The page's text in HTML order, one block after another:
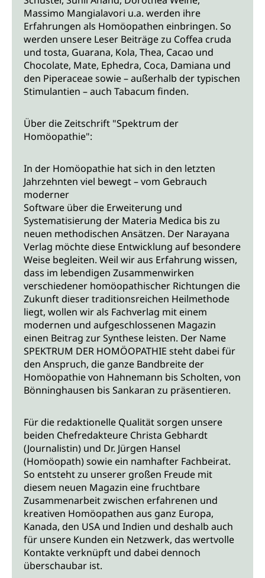
Massimo Mangialavori u.a. werden ihre
Erfahrungen als Homöopathen einbringen. So
werden unsere Leser Beiträge zu Coffea cruda
und tosta, Guarana, Kola, Thea, Cacao und
Chocolate, Mate, Ephedra, Coca, Damiana und
den Piperaceae sowie – außerhalb der typischen
Stimulantien – auch Tabacum finden.
Über die Zeitschrift "Spektrum der
Homöopathie":
In der Homöopathie hat sich in den letzten
Jahrzehnten viel bewegt – vom Gebrauch
moderner
Software über die Erweiterung und
Systematisierung der Materia Medica bis zu
neuen methodischen Ansätzen. Der Narayana
Verlag möchte diese Entwicklung auf besondere
Weise begleiten. Weil wir aus Erfahrung wissen,
dass im lebendigen Zusammenwirken
verschiedener homöopathischer Richtungen die
Zukunft dieser traditionsreichen Heilmethode
liegt, wollen wir als Fachverlag mit einem
modernen und aufgeschlossenen Magazin
einen Beitrag zur Synthese leisten. Der Name
SPEKTRUM DER HOMÖOPATHIE steht dabei für
den Anspruch, die ganze Bandbreite der
Homöopathie von Hahnemann bis Scholten, von
Bönninghausen bis Sankaran zu präsentieren.
Für die redaktionelle Qualität sorgen unsere
beiden Chefredakteure Christa Gebhardt
(Journalistin) und Dr. Jürgen Hansel
(Homöopath) sowie ein namhafter Fachbeirat.
So entsteht zu unserer großen Freude mit
diesem neuen Magazin eine fruchtbare
Zusammenarbeit zwischen erfahrenen und
kreativen Homöopathen aus ganz Europa,
Kanada, den USA und Indien und deshalb auch
für unsere Kunden ein Netzwerk, das wertvolle
Kontakte verknüpft und dabei dennoch
überschaubar ist.